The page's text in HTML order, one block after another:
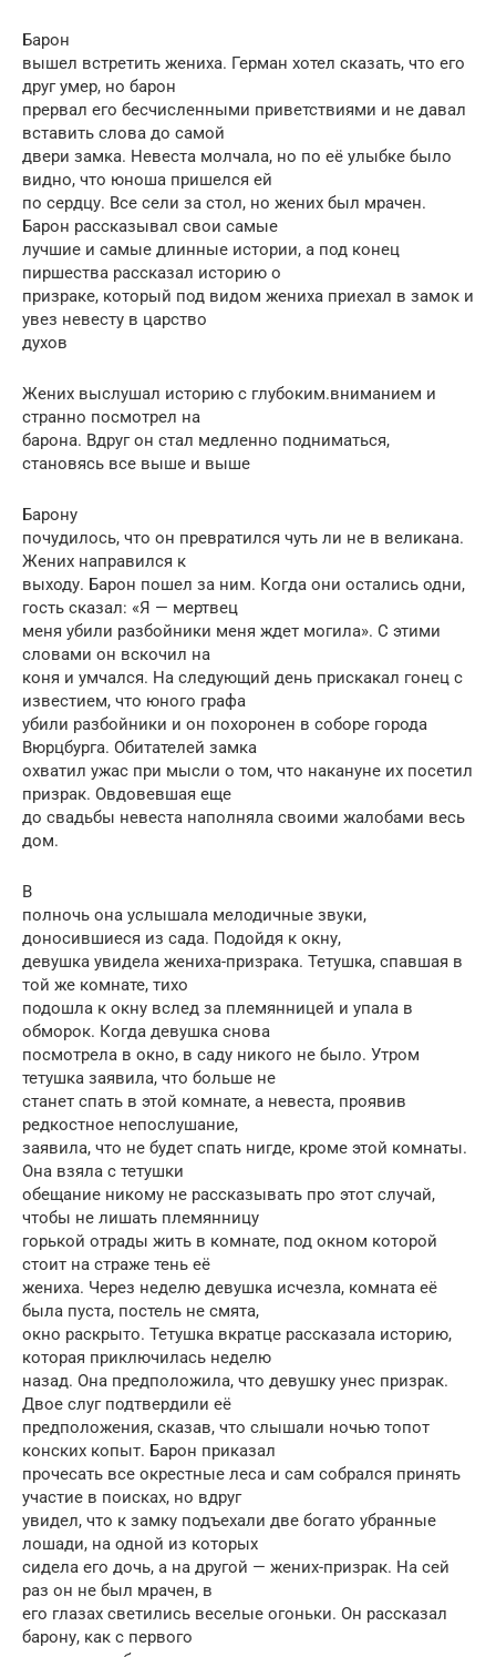
Барон
вышел встретить жениха. Герман хотел сказать, что его
друг умер, но барон
прервал его бесчисленными приветствиями и не давал
вставить слова до самой
двери замка. Невеста молчала, но по её улыбке было
видно, что юноша пришелся ей
по сердцу. Все сели за стол, но жених был мрачен.
Барон рассказывал свои самые
лучшие и самые длинные истории, а под конец
пиршества рассказал историю о
призраке, который под видом жениха приехал в замок и
увез невесту в царство
духов
Жених выслушал историю с глубоким.вниманием и
странно посмотрел на
барона. Вдруг он стал медленно подниматься,
становясь все выше и выше
Барону
почудилось, что он превратился чуть ли не в великана.
Жених направился к
выходу. Барон пошел за ним. Когда они остались одни,
гость сказал: «Я — мертвец
меня убили разбойники меня ждет могила». С этими
словами он вскочил на
коня и умчался. На следующий день прискакал гонец с
известием, что юного графа
убили разбойники и он похоронен в соборе города
Вюрцбурга. Обитателей замка
охватил ужас при мысли о том, что накануне их посетил
призрак. Овдовевшая еще
до свадьбы невеста наполняла своими жалобами весь
дом.
В
полночь она услышала мелодичные звуки,
доносившиеся из сада. Подойдя к окну,
девушка увидела жениха-призрака. Тетушка, спавшая в
той же комнате, тихо
подошла к окну вслед за племянницей и упала в
обморок. Когда девушка снова
посмотрела в окно, в саду никого не было. Утром
тетушка заявила, что больше не
станет спать в этой комнате, а невеста, проявив
редкостное непослушание,
заявила, что не будет спать нигде, кроме этой комнаты.
Она взяла с тетушки
обещание никому не рассказывать про этот случай,
чтобы не лишать племянницу
горькой отрады жить в комнате, под окном которой
стоит на страже тень её
жениха. Через неделю девушка исчезла, комната её
была пуста, постель не смята,
окно раскрыто. Тетушка вкратце рассказала историю,
которая приключилась неделю
назад. Она предположила, что девушку унес призрак.
Двое слуг подтвердили её
предположения, сказав, что слышали ночью топот
конских копыт. Барон приказал
прочесать все окрестные леса и сам собрался принять
участие в поисках, но вдруг
увидел, что к замку подъехали две богато убранные
лошади, на одной из которых
сидела его дочь, а на другой — жених-призрак. На сей
раз он не был мрачен, в
его глазах светились веселые огоньки. Он рассказал
барону, как с первого